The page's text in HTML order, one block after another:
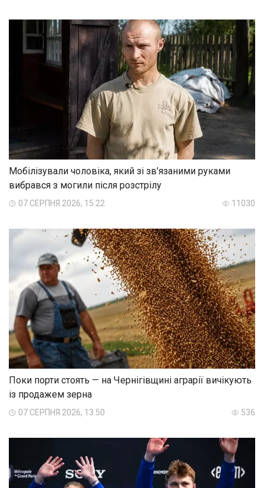
Мобілізували чоловіка, який зі зв’язаними руками
вибрався з могили після розстрілу
07 СЕРПНЯ 2026, 15:22 11030
Поки порти стоять — на Чернігівщині аграрії вичікують
із продажем зерна
07 СЕРПНЯ 2026, 13:50 536